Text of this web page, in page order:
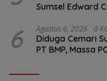
Sumsel Edward
6 Agustus 6, 2026 0
Diduga Cemari
PT BMP, Massa